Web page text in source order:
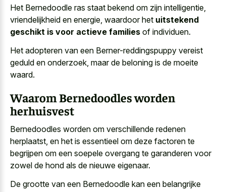
Het Bernedoodle ras staat bekend om zijn intelligentie,
vriendelijkheid en energie, waardoor het uitstekend
geschikt is voor actieve families of individuen.
Het adopteren van een Berner-reddingspuppy vereist
geduld en onderzoek, maar de beloning is de moeite
waard.
Waarom Bernedoodles worden
herhuisvest
Bernedoodles worden om verschillende redenen
herplaatst, en het is essentieel om deze factoren te
begrijpen om een soepele overgang te garanderen voor
zowel de hond als de nieuwe eigenaar.
De grootte van een Bernedoodle kan een belangrijke